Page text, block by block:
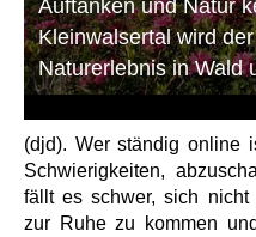
Auftanken und Natur
Kleinwalsertal wird
Naturerlebnis in Wald
(djd). Wer ständig online
Schwierigkeiten,
fällt es schwer, sich
zur Ruhe zu kommen